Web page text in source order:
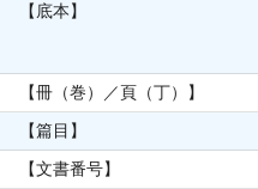
【底本】
【冊（巻）／頁（丁）】
【篇目】
【文書番号】